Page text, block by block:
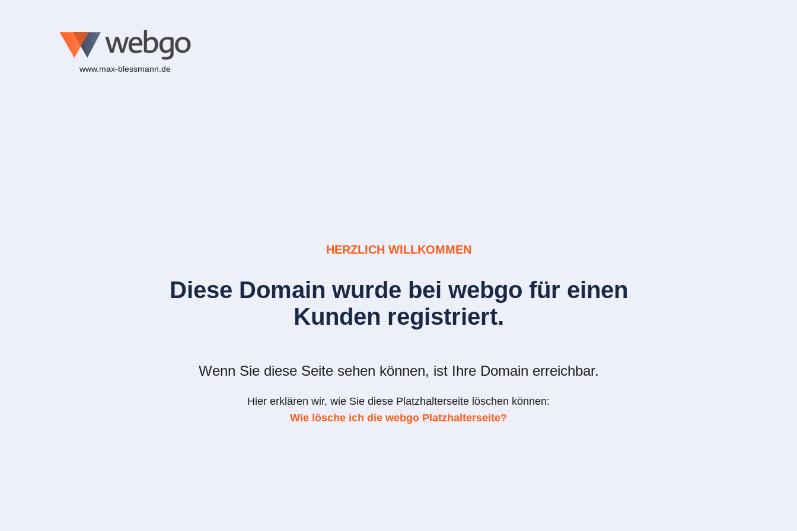
www.max-blessmann.de
HERZLICH WILLKOMMEN
Diese Domain wurde bei webgo für einen
Kunden registriert.
Wenn Sie diese Seite sehen können, ist Ihre Domain erreichbar.
Hier erklären wir, wie Sie diese Platzhalterseite löschen können:
Wie lösche ich die webgo Platzhalterseite?